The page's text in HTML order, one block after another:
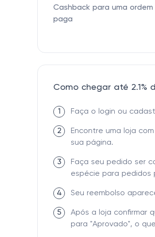
Cashback para uma ordem
paga
Como chegar até 2.1%
1 Faça o login ou
2
Encontre uma loja
sua página.
3
Faça seu pedido ser
espécie para pedidos
4 Seu reembolso
5
Após a loja confirmar
para "Aprovado", o